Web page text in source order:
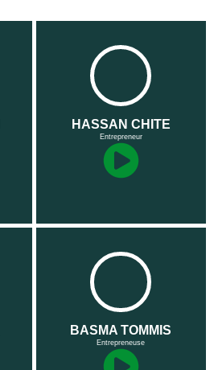
HASSAN CHITE
Entrepreneur
BASMA TOMMIS
Entrepreneuse